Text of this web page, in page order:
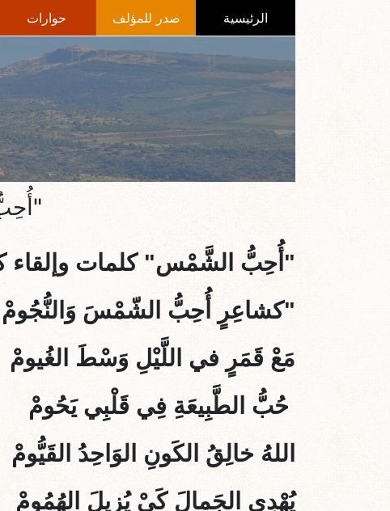
الرئيسية صدر للمؤلف حوارات
"أُحِبُّ الشَّمْس" كلمات وإلقاء
"كشاعِرٍ أُحِبُّ الشّمْسَ وَالنُّجُومْ
مَعْ قَمَرٍ في اللَّيْلِ وَسْطَ الغُيومْ
حُبُّ الطَّبِيعَةِ فِي قَلْبِي يَحُومْ
اللهُ خالِقُ الكَونِ الوَاحِدُ القَيُّومْ
يُهْدِي الجَمالَ كَيْ يُزِيلَ الهُمُومْ